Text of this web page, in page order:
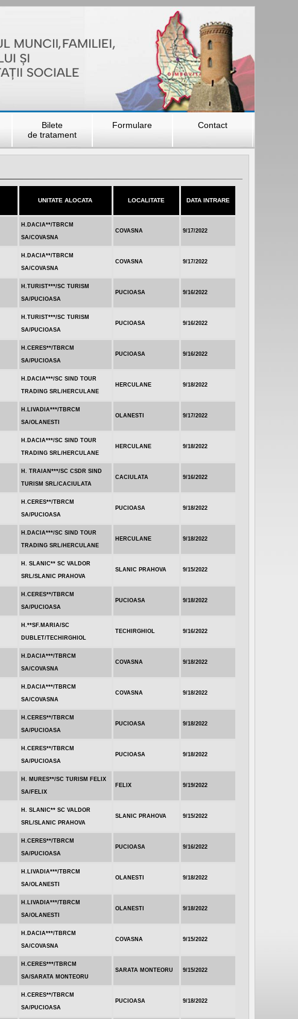
Bilete
de tratament
Formulare Contact
UNITATE ALOCATA LOCALITATE DATA INTRARE
H.DACIA**/TBRCM
SA/COVASNA
COVASNA 9/17/2022
H.DACIA**/TBRCM
SA/COVASNA
COVASNA 9/17/2022
H.TURIST***/SC TURISM
SA/PUCIOASA
PUCIOASA 9/16/2022
H.TURIST***/SC TURISM
SA/PUCIOASA
PUCIOASA 9/16/2022
H.CERES**/TBRCM
SA/PUCIOASA
PUCIOASA 9/16/2022
H.DACIA***/SC SIND TOUR
TRADING SRL/HERCULANE
HERCULANE 9/18/2022
H.LIVADIA***/TBRCM
SA/OLANESTI
OLANESTI 9/17/2022
H.DACIA***/SC SIND TOUR
TRADING SRL/HERCULANE
HERCULANE 9/18/2022
H. TRAIAN***/SC CSDR SIND
TURISM SRL/CACIULATA
CACIULATA 9/16/2022
H.CERES**/TBRCM
SA/PUCIOASA
PUCIOASA 9/18/2022
H.DACIA***/SC SIND TOUR
TRADING SRL/HERCULANE
HERCULANE 9/18/2022
H. SLANIC** SC VALDOR
SRL/SLANIC PRAHOVA
SLANIC PRAHOVA 9/15/2022
H.CERES**/TBRCM
SA/PUCIOASA
PUCIOASA 9/18/2022
H.**SF.MARIA/SC
DUBLET/TECHIRGHIOL
TECHIRGHIOL 9/16/2022
H.DACIA***/TBRCM
SA/COVASNA
COVASNA 9/18/2022
H.DACIA***/TBRCM
SA/COVASNA
COVASNA 9/18/2022
H.CERES**/TBRCM
SA/PUCIOASA
PUCIOASA 9/18/2022
H.CERES**/TBRCM
SA/PUCIOASA
PUCIOASA 9/18/2022
H. MURES**/SC TURISM FELIX
SA/FELIX
FELIX 9/19/2022
H. SLANIC** SC VALDOR
SRL/SLANIC PRAHOVA
SLANIC PRAHOVA 9/15/2022
H.CERES**/TBRCM
SA/PUCIOASA
PUCIOASA 9/16/2022
H.LIVADIA***/TBRCM
SA/OLANESTI
OLANESTI 9/18/2022
H.LIVADIA***/TBRCM
SA/OLANESTI
OLANESTI 9/18/2022
H.DACIA***/TBRCM
SA/COVASNA
COVASNA 9/15/2022
H.CERES***/TBRCM
SA/SARATA MONTEORU
SARATA MONTEORU 9/15/2022
H.CERES**/TBRCM
SA/PUCIOASA
PUCIOASA 9/18/2022